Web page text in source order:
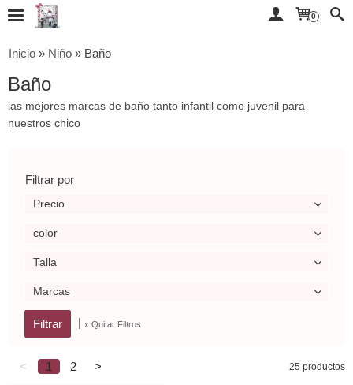
0
Inicio » Niño » Baño
Baño
las mejores marcas de baño tanto infantil como juvenil para
nuestros chico
Filtrar por
Precio
color
Talla
Marcas
x Quitar Filtros
< 1 2 > 25 productos